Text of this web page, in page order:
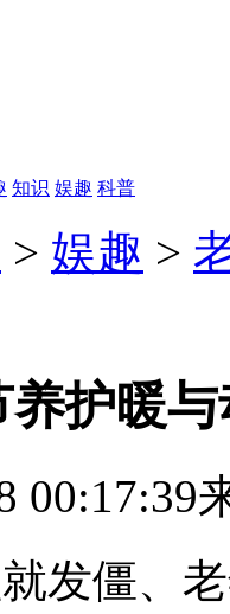
知识 娱趣 科普
> 娱趣 >
护暖
00:17:39
发僵、